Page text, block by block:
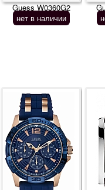
Guess W0360G2
нет в наличии